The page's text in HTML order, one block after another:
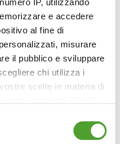
IP, utilizzando
e accedere
al fine di
misurare
il pubblico e sviluppare
chi utilizza i
scelte in materia di
in qualsiasi
(MI)
DI PIÙ